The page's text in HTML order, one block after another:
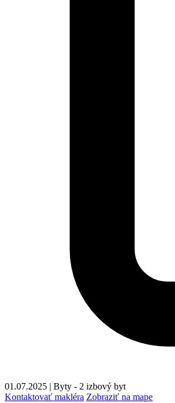
01.07.2025 | Byty - 2 izbový byt
Kontaktovať makléra Zobraziť na mape